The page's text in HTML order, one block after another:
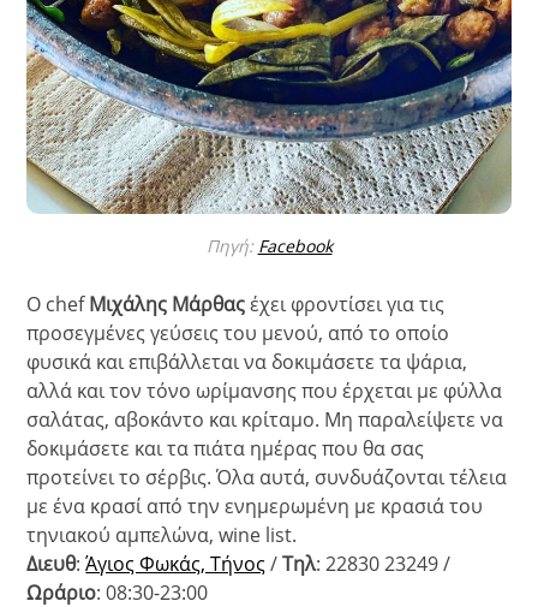
Πηγή: Facebook
Ο chefΜιχάλης Μάρθαςέχει φροντίσει για τις
προσεγμένες γεύσεις του μενού, από το οποίο
φυσικά και επιβάλλεται να δοκιμάσετε τα ψάρια,
αλλά και τον τόνο ωρίμανσης που έρχεται με φύλλα
σαλάτας, αβοκάντο και κρίταμο. Μη παραλείψετε να
δοκιμάσετε και τα πιάτα ημέρας που θα σας
προτείνει το σέρβις. Όλα αυτά, συνδυάζονται τέλεια
με ένα κρασί από την ενημερωμένη με κρασιά του
τηνιακού αμπελώνα, wine list.
Διευθ:Άγιος Φωκάς, Τήνος/Τηλ: 22830 23249 /
Ωράριο: 08:30-23:00